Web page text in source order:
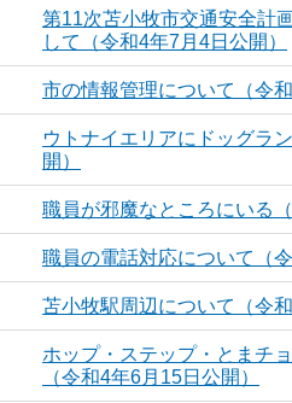
第11次苫小牧市交通安全計
して（令和4年7月4日公開）
市の情報管理について（令
ウトナイエリアにドッグラ
開）
職員が邪魔なところにいる
職員の電話対応について（
苫小牧駅周辺について（令
ホップ・ステップ・とまチ
（令和4年6月15日公開）